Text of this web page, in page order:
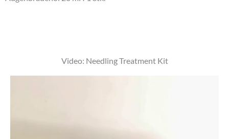
Video: Needling Treatment Kit